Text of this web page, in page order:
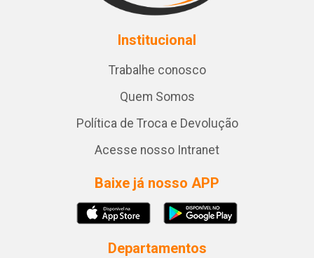
Institucional
Trabalhe conosco
Quem Somos
Política de Troca e Devolução
Acesse nosso Intranet
Baixe já nosso APP
Departamentos